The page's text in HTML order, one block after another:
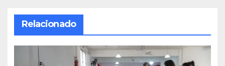
Relacionado